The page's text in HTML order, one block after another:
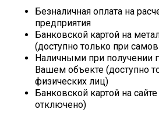
Проволока
Скобо-гибочные
Остальное
Безналичная оплата на
предприятия
Банковской картой на
(доступно только при
Наличными при получении
Вашем объекте (доступно
физических лиц)
Банковской картой на
отключено)